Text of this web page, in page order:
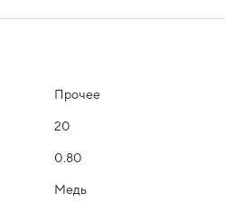
Прочее
20
0.80
Медь